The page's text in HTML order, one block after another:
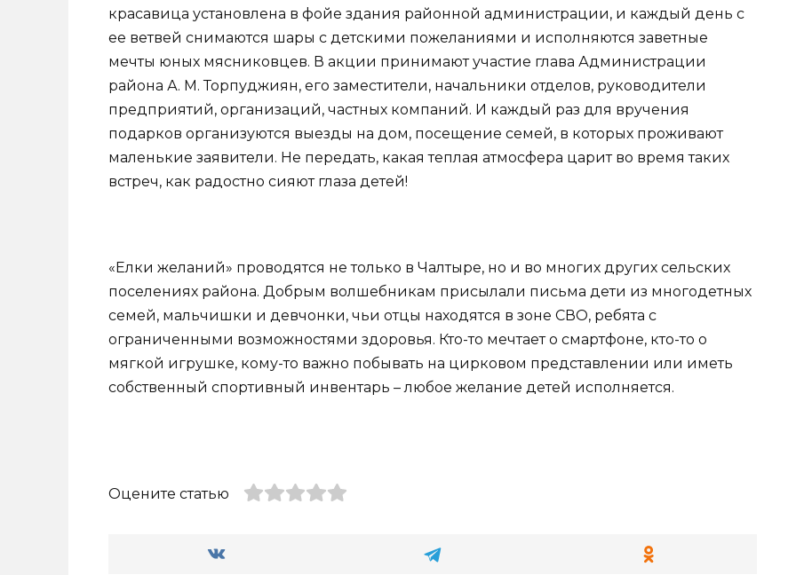
красавица установлена в фойе здания районной администрации, и каждый день с
ее ветвей снимаются шары с детскими пожеланиями и исполняются заветные
мечты юных мясниковцев. В акции принимают участие глава Администрации
района А. М. Торпуджиян, его заместители, начальники отделов, руководители
предприятий, организаций, частных компаний. И каждый раз для вручения
подарков организуются выезды на дом, посещение семей, в которых проживают
маленькие заявители. Не передать, какая теплая атмосфера царит во время таких
встреч, как радостно сияют глаза детей!
«Елки желаний» проводятся не только в Чалтыре, но и во многих других сельских
поселениях района. Добрым волшебникам присылали письма дети из многодетных
семей, мальчишки и девчонки, чьи отцы находятся в зоне СВО, ребята с
ограниченными возможностями здоровья. Кто-то мечтает о смартфоне, кто-то о
мягкой игрушке, кому-то важно побывать на цирковом представлении или иметь
собственный спортивный инвентарь – любое желание детей исполняется.
Оцените статью